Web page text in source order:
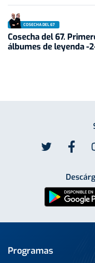
COSECHA DEL 67
Cosecha del 67.
álbumes de leyenda -
Programas